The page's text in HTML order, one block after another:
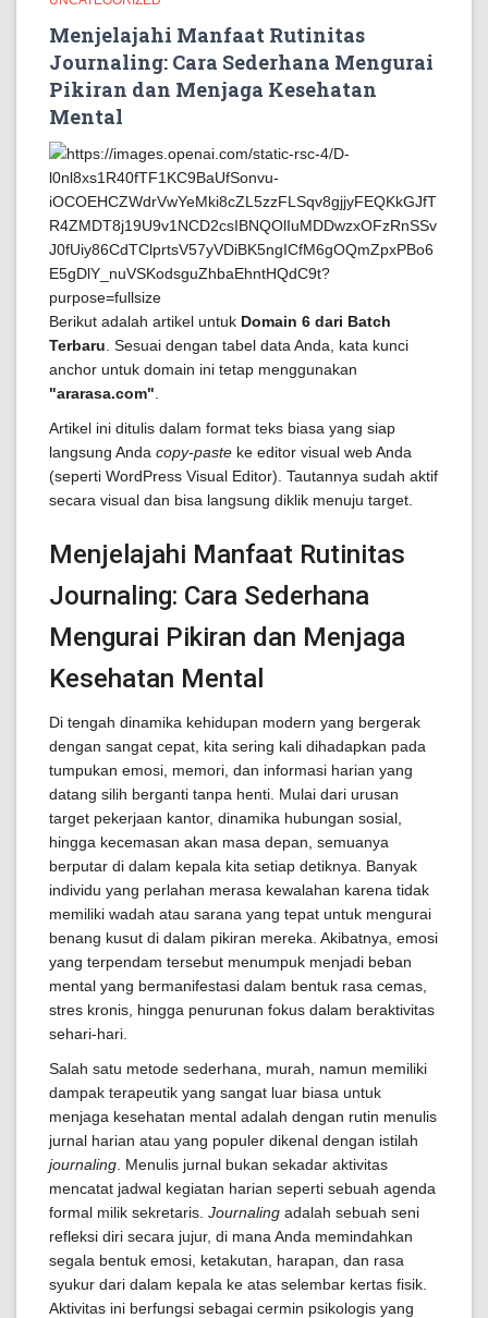
Menjelajahi Manfaat Rutinitas
Journaling: Cara Sederhana Mengurai
Pikiran dan Menjaga Kesehatan
Mental
Berikut adalah artikel untuk Domain 6 dari Batch
Terbaru . Sesuai dengan tabel data Anda, kata kunci
anchor untuk domain ini tetap menggunakan
"ararasa.com"
Artikel ini ditulis dalam format teks biasa yang siap
langsung Anda copy-paste ke editor visual web Anda
(seperti WordPress Visual Editor). Tautannya sudah aktif
secara visual dan bisa langsung diklik menuju target.
Menjelajahi Manfaat Rutinitas
Journaling: Cara Sederhana
Mengurai Pikiran dan Menjaga
Kesehatan Mental
Di tengah dinamika kehidupan modern yang bergerak
dengan sangat cepat, kita sering kali dihadapkan pada
tumpukan emosi, memori, dan informasi harian yang
datang silih berganti tanpa henti. Mulai dari urusan
target pekerjaan kantor, dinamika hubungan sosial,
hingga kecemasan akan masa depan, semuanya
berputar di dalam kepala kita setiap detiknya. Banyak
individu yang perlahan merasa kewalahan karena tidak
memiliki wadah atau sarana yang tepat untuk mengurai
benang kusut di dalam pikiran mereka. Akibatnya, emosi
yang terpendam tersebut menumpuk menjadi beban
mental yang bermanifestasi dalam bentuk rasa cemas,
stres kronis, hingga penurunan fokus dalam beraktivitas
sehari-hari.
Salah satu metode sederhana, murah, namun memiliki
dampak terapeutik yang sangat luar biasa untuk
menjaga kesehatan mental adalah dengan rutin menulis
jurnal harian atau yang populer dikenal dengan istilah
journaling . Menulis jurnal bukan sekadar aktivitas
mencatat jadwal kegiatan harian seperti sebuah agenda
formal milik sekretaris. Journaling adalah sebuah seni
refleksi diri secara jujur, di mana Anda memindahkan
segala bentuk emosi, ketakutan, harapan, dan rasa
syukur dari dalam kepala ke atas selembar kertas fisik.
Aktivitas ini berfungsi sebagai cermin psikologis yang